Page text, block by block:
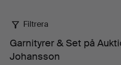
Garnityrer
&
Filtrera
Garnityrer & Set på
Johansson